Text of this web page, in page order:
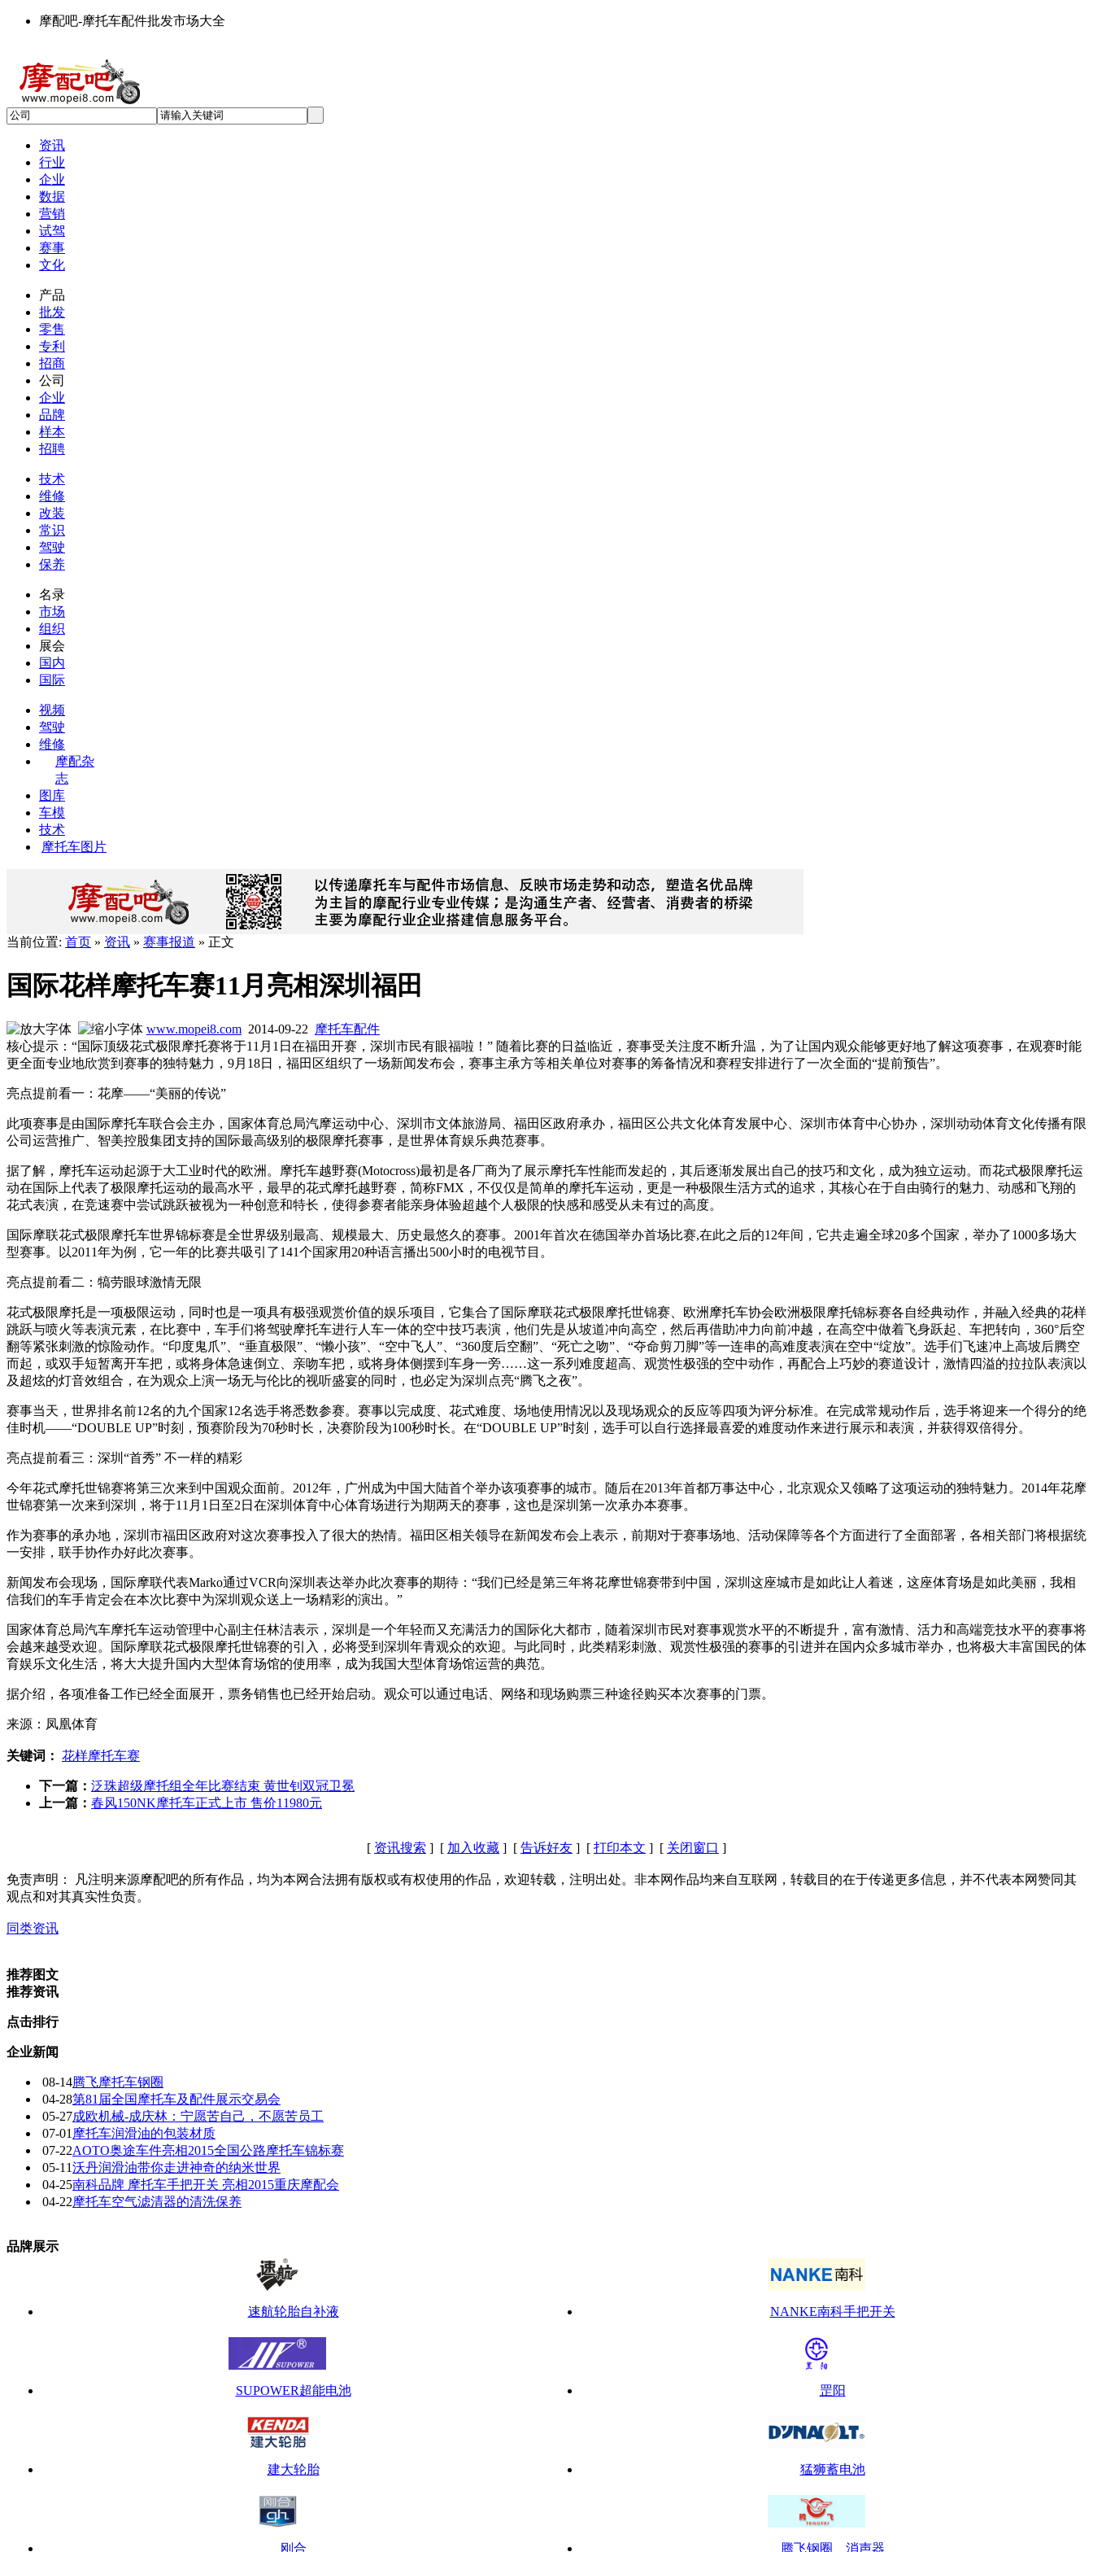
摩配吧-摩托车配件批发市场大全
资讯
行业
企业
数据
营销
试驾
赛事
文化
产品
批发
零售
专利
招商
公司
企业
品牌
样本
招聘
技术
维修
改装
常识
驾驶
保养
名录
市场
组织
展会
国内
国际
视频
驾驶
维修
摩配杂
志
图库
车模
技术
摩托车图片
当前位置: 首页 » 资讯 » 赛事报道 » 正文
国际花样摩托车赛11月亮相深圳福田
www.mopei8.com 2014-09-22
摩托车配件
核心提示：“国际顶级花式极限摩托赛将于11月1日在福田开赛，深圳市民有眼福啦！” 随着比赛的日益临近，赛事受关注度不断升温，为了让国内观众能够更好地了解这项赛事，在观赛时能
更全面专业地欣赏到赛事的独特魅力，9月18日，福田区组织了一场新闻发布会，赛事主承方等相关单位对赛事的筹备情况和赛程安排进行了一次全面的“提前预告”。
亮点提前看一：花摩——“美丽的传说”
此项赛事是由国际摩托车联合会主办，国家体育总局汽摩运动中心、深圳市文体旅游局、福田区政府承办，福田区公共文化体育发展中心、深圳市体育中心协办，深圳动动体育文化传播有限
公司运营推广、智美控股集团支持的国际最高级别的极限摩托赛事，是世界体育娱乐典范赛事。
据了解，摩托车运动起源于大工业时代的欧洲。摩托车越野赛(Motocross)最初是各厂商为了展示摩托车性能而发起的，其后逐渐发展出自己的技巧和文化，成为独立运动。而花式极限摩托运
动在国际上代表了极限摩托运动的最高水平，最早的花式摩托越野赛，简称FMX，不仅仅是简单的摩托车运动，更是一种极限生活方式的追求，其核心在于自由骑行的魅力、动感和飞翔的
花式表演，在竞速赛中尝试跳跃被视为一种创意和特长，使得参赛者能亲身体验超越个人极限的快感和感受从未有过的高度。
国际摩联花式极限摩托车世界锦标赛是全世界级别最高、规模最大、历史最悠久的赛事。2001年首次在德国举办首场比赛,在此之后的12年间，它共走遍全球20多个国家，举办了1000多场大
型赛事。以2011年为例，它一年的比赛共吸引了141个国家用20种语言播出500小时的电视节目。
亮点提前看二：犒劳眼球激情无限
花式极限摩托是一项极限运动，同时也是一项具有极强观赏价值的娱乐项目，它集合了国际摩联花式极限摩托世锦赛、欧洲摩托车协会欧洲极限摩托锦标赛各自经典动作，并融入经典的花样
跳跃与喷火等表演元素，在比赛中，车手们将驾驶摩托车进行人车一体的空中技巧表演，他们先是从坡道冲向高空，然后再借助冲力向前冲越，在高空中做着飞身跃起、车把转向，360°后空
翻等紧张刺激的惊险动作。“印度鬼爪”、“垂直极限”、“懒小孩”、“空中飞人”、“360度后空翻”、“死亡之吻”、“夺命剪刀脚”等一连串的高难度表演在空中“绽放”。选手们飞速冲上高坡后腾空
而起，或双手短暂离开车把，或将身体急速倒立、亲吻车把，或将身体侧摆到车身一旁……这一系列难度超高、观赏性极强的空中动作，再配合上巧妙的赛道设计，激情四溢的拉拉队表演以
及超炫的灯音效组合，在为观众上演一场无与伦比的视听盛宴的同时，也必定为深圳点亮“腾飞之夜”。
赛事当天，世界排名前12名的九个国家12名选手将悉数参赛。赛事以完成度、花式难度、场地使用情况以及现场观众的反应等四项为评分标准。在完成常规动作后，选手将迎来一个得分的绝
佳时机——“DOUBLE UP”时刻，预赛阶段为70秒时长，决赛阶段为100秒时长。在“DOUBLE UP”时刻，选手可以自行选择最喜爱的难度动作来进行展示和表演，并获得双倍得分。
亮点提前看三：深圳“首秀” 不一样的精彩
今年花式摩托世锦赛将第三次来到中国观众面前。2012年，广州成为中国大陆首个举办该项赛事的城市。随后在2013年首都万事达中心，北京观众又领略了这项运动的独特魅力。2014年花摩
世锦赛第一次来到深圳，将于11月1日至2日在深圳体育中心体育场进行为期两天的赛事，这也是深圳第一次承办本赛事。
作为赛事的承办地，深圳市福田区政府对这次赛事投入了很大的热情。福田区相关领导在新闻发布会上表示，前期对于赛事场地、活动保障等各个方面进行了全面部署，各相关部门将根据统
一安排，联手协作办好此次赛事。
新闻发布会现场，国际摩联代表Marko通过VCR向深圳表达举办此次赛事的期待：“我们已经是第三年将花摩世锦赛带到中国，深圳这座城市是如此让人着迷，这座体育场是如此美丽，我相
信我们的车手肯定会在本次比赛中为深圳观众送上一场精彩的演出。”
国家体育总局汽车摩托车运动管理中心副主任林洁表示，深圳是一个年轻而又充满活力的国际化大都市，随着深圳市民对赛事观赏水平的不断提升，富有激情、活力和高端竞技水平的赛事将
会越来越受欢迎。国际摩联花式极限摩托世锦赛的引入，必将受到深圳年青观众的欢迎。与此同时，此类精彩刺激、观赏性极强的赛事的引进并在国内众多城市举办，也将极大丰富国民的体
育娱乐文化生活，将大大提升国内大型体育场馆的使用率，成为我国大型体育场馆运营的典范。
据介绍，各项准备工作已经全面展开，票务销售也已经开始启动。观众可以通过电话、网络和现场购票三种途径购买本次赛事的门票。
来源：凤凰体育
关键词： 花样摩托车赛
下一篇： 泛珠超级摩托组全年比赛结束 黄世钊双冠卫冕
上一篇： 春风150NK摩托车正式上市 售价11980元
[ 资讯搜索 ] [ 加入收藏 ] [ 告诉好友 ] [ 打印本文 ] [ 关闭窗口 ]
免责声明：
凡注明来源摩配吧的所有作品，均为本网合法拥有版权或有权使用的作品，欢迎转载，注明出处。非本网作品均来自互联网，转载目的在于传递更多信息，并不代表本网赞同其
观点和对其真实性负责。
同类资讯
推荐图文
推荐资讯
点击排行
企业新闻
08-14腾飞摩托车钢圈
04-28第81届全国摩托车及配件展示交易会
05-27成欧机械-成庆林：宁愿苦自己，不愿苦员工
07-01 摩托车润滑油的包装材质
07-22AOTO奥途车件亮相2015全国公路摩托车锦标赛
05-11沃丹润滑油带你走进神奇的纳米世界
04-25南科品牌 摩托车手把开关 亮相2015重庆摩配会
04-22摩托车空气滤清器的清洗保养
品牌展示
速航轮胎自补液 NANKE南科手把开关
SUPOWER超能电池 罡阳
建大轮胎 猛狮蓄电池
刚合 腾飞钢圈、消声器